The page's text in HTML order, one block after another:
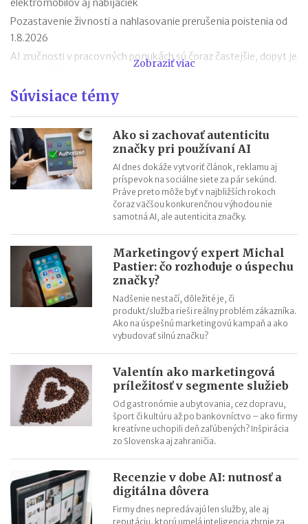
elektromobilov aj nabíjačiek
Pozastavenie živnosti a nahlasovanie prerušenia poistenia od
1.8.2026
AI zručnosti v pracovných ponukách sú čoraz častejšie, dopyt je
Návrat z dovolenky mimo EÚ: čo si možno priniesť bez platenia
Nové pravidlá EÚ v leteckej doprave: zlepšenie práv pre
cestujúcich
Riziká lacného „značkového“ tovaru: strata peňazí aj ohrozenie
zdravia
Nové pravidlá kontroly PZP od 1.8.2026
Nárok na daňový bonus či platenie poistného: pravidlá a
termíny po skončení školského roka
OČR cez letné prázdniny a zmena tlačiva v roku 2026
Zobraziť viac
Súvisiace témy
Ako si zachovať autenticitu
značky pri používaní AI
AI dnes dokáže vytvoriť článok, reklamu aj
príspevok na sociálne siete za pár sekúnd.
Práve preto môže byť v najbližších rokoch
čoraz väčšou konkurenčnou výhodou nie
samotná AI, ale autenticita značky.
Marketingový expert Michal
Pastier: čo rozhoduje o úspechu
značky?
Nadšenie nestačí, dôležité je, či
produkt/služba rieši reálny problém zákazníka.
Ako na úspešnú marketingovú kampaň a ako
vybudovať silnú značku?
Valentín ako marketingová
príležitosť v segmente služieb
Od gastronómie a ubytovania, cez dopravu,
šport či kultúru až po bankovníctvo – ako firmy
kreatívne uchopili deň zaľúbených? Inšpirácia
zo Slovenska aj zahraničia.
Recenzie v dobe AI: nutnosť a
digitálna dôvera
Firmy dnes nepredávajú len služby, ale aj
reputáciu, ktorú umelá inteligencia zhrnie za